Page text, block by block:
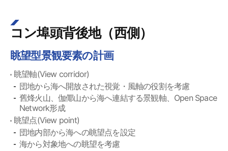
コン埠頭背後地（西側）
眺望型景観要素の計画
眺望軸(View corridor)
団地から海へ開放された視覚・風軸の役割を考慮
舊烽火山、伽倻山から海へ連結する景観軸、Open Space
Network形成
眺望点(View point)
団地内部から海への眺望点を設定
海から対象地への眺望を考慮